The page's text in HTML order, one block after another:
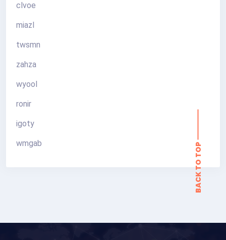
clvoe
miazl
twsmn
zahza
wyool
ronir
igoty
wmgab
BACK TO TOP